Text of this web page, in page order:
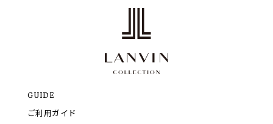
GUIDE
ご利用ガイド